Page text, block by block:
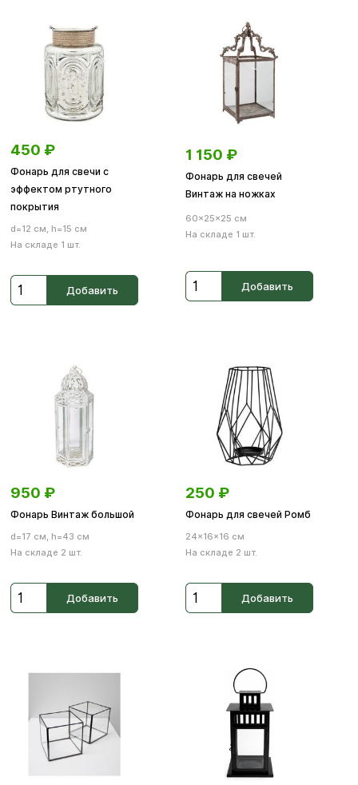
450 ₽
Фонарь для свечи с
эффектом ртутного
покрытия
d=12 см, h=15 см
На складе 1 шт.
Добавить
1 150 ₽
Фонарь для свечей
Винтаж на ножках
60×25×25 см
На складе 1 шт.
Добавить
950 ₽
Фонарь Винтаж большой
d=17 см, h=43 см
На складе 2 шт.
Добавить
250 ₽
Фонарь для свечей Ромб
24×16×16 см
На складе 2 шт.
Добавить